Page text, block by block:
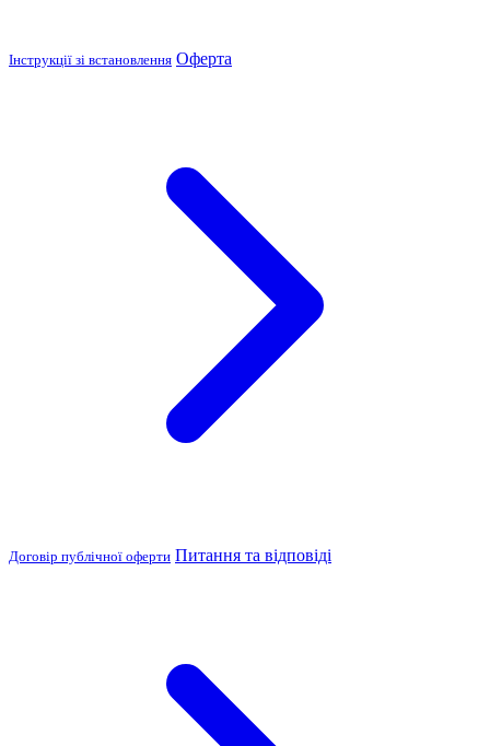
Інструкції зі встановлення Оферта
Договір публічної оферти Питання та відповіді